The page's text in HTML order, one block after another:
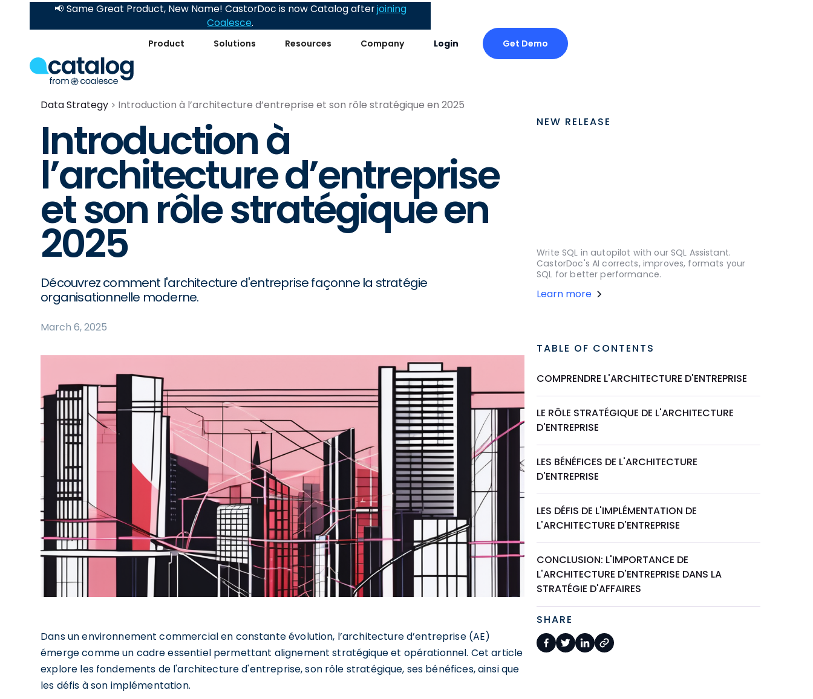
Product Solutions Resources Company Login Get Demo
📢 Same Great Product, New Name! CastorDoc is now Catalog afterjoining
Coalesce.
Data Strategy Introduction à l’architecture d’entreprise et son rôle stratégique en 2025
Introduction à
l’architecture d’entreprise
et son rôle stratégique en
2025
Découvrez comment l'architecture d'entreprise façonne la stratégie
organisationnelle moderne.
March 6, 2025
Dans un environnement commercial en constante évolution, l’architecture d’entreprise (AE)
émerge comme un cadre essentiel permettant alignement stratégique et opérationnel. Cet article
explore les fondements de l'architecture d'entreprise, son rôle stratégique, ses bénéfices, ainsi que
les défis à son implémentation.
NEW RELEASE
Write SQL in autopilot with our SQL Assistant.
CastorDoc's AI corrects, improves, formats your
SQL for better performance.
Learn more
TABLE OF CONTENTS
COMPRENDRE L'ARCHITECTURE D'ENTREPRISE
LE RÔLE STRATÉGIQUE DE L'ARCHITECTURE
D'ENTREPRISE
LES BÉNÉFICES DE L'ARCHITECTURE
D'ENTREPRISE
LES DÉFIS DE L'IMPLÉMENTATION DE
L'ARCHITECTURE D'ENTREPRISE
CONCLUSION: L'IMPORTANCE DE
L'ARCHITECTURE D'ENTREPRISE DANS LA
STRATÉGIE D'AFFAIRES
SHARE